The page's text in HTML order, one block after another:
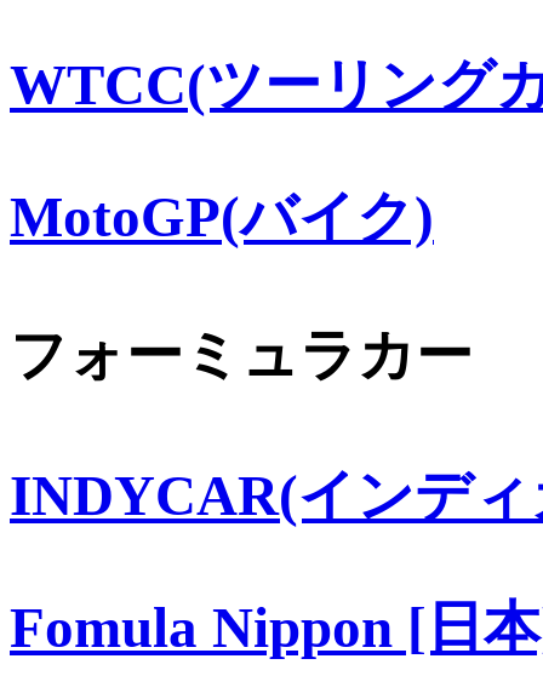
WTCC(ツーリング
MotoGP(バイク)
フォーミュラカー
INDYCAR(インデ
Fomula Nippon [日